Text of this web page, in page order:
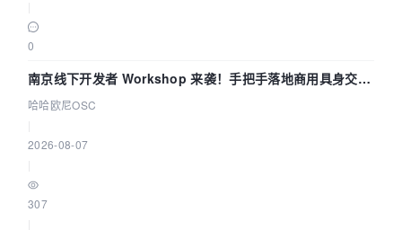
0
南京线下开发者 Workshop 来袭！手把手落地商用具身交互
智能 Agent 应用
哈哈欧尼OSC
2026-08-07
307